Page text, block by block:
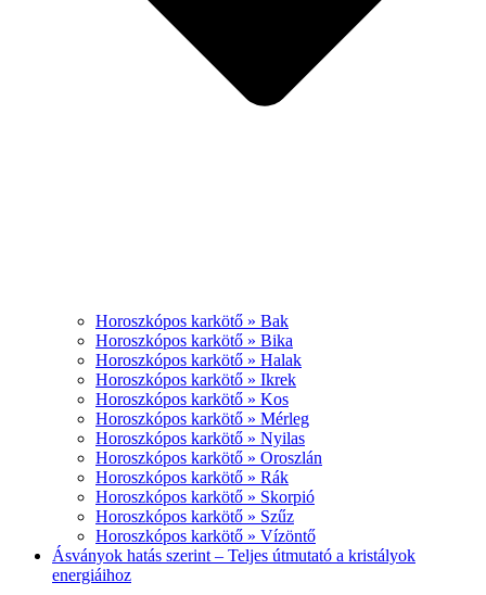
Horoszkópos karkötő » Bak
Horoszkópos karkötő » Bika
Horoszkópos karkötő » Halak
Horoszkópos karkötő » Ikrek
Horoszkópos karkötő » Kos
Horoszkópos karkötő » Mérleg
Horoszkópos karkötő » Nyilas
Horoszkópos karkötő » Oroszlán
Horoszkópos karkötő » Rák
Horoszkópos karkötő » Skorpió
Horoszkópos karkötő » Szűz
Horoszkópos karkötő » Vízöntő
Ásványok hatás szerint – Teljes útmutató a kristályok
energiáihoz